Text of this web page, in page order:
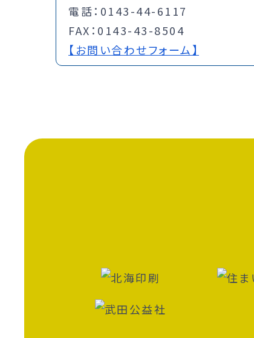
電話：0143-44-6117
FAX：0143-43-8504
【お問い合わせフォーム】